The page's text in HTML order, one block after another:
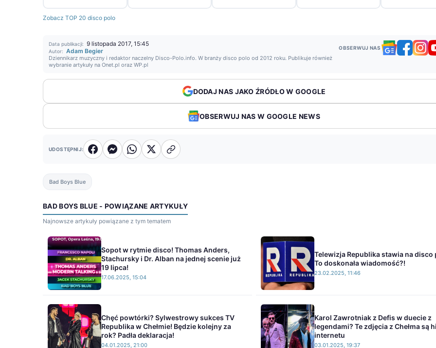
Zobacz TOP 20 disco polo
Data publikacji: 9 listopada 2017, 15:45
Autor: Adam Begier
Dziennikarz muzyczny i redaktor naczelny Disco-Polo.info. W branży disco polo od 2012 roku. Publikuje również
wybranie artykuły na Onet.pl oraz WP.pl
OBSERWUJ NAS
DODAJ NAS JAKO ŹRÓDŁO W GOOGLE
OBSERWUJ NAS W GOOGLE NEWS
UDOSTĘPNIJ:
Bad Boys Blue
BAD BOYS BLUE - POWIĄZANE ARTYKUŁY
Najnowsze artykuły powiązane z tym tematem
Sopot w rytmie disco! Thomas Anders,
Stachursky i Dr. Alban na jednej scenie już
19 lipca!
17.06.2025, 15:04
Telewizja Republika stawia na disco
To doskonała wiadomość?!
23.02.2025, 11:46
Chęć powtórki? Sylwestrowy sukces TV
Republika w Chełmie! Będzie kolejny za
rok? Padła deklaracja!
04.01.2025, 21:00
Karol Zawrotniak z Defis w duecie z
legendami? Te zdjęcia z Chełma są
internetu
03.01.2025, 19:37